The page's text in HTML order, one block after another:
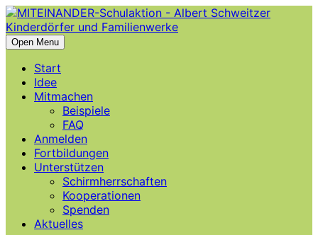
Open Menu
Start
Idee
Mitmachen
Beispiele
FAQ
Anmelden
Fortbildungen
Unterstützen
Schirmherrschaften
Kooperationen
Spenden
Aktuelles